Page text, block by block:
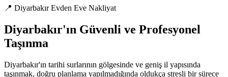
📍 Diyarbakır Evden Eve Nakliyat
Diyarbakır'ın Güvenli ve Profesyonel
Taşınma
Diyarbakır'ın tarihi surlarının gölgesinde ve geniş il yapısında
taşınmak, doğru planlama yapılmadığında oldukça stresli bir sürece